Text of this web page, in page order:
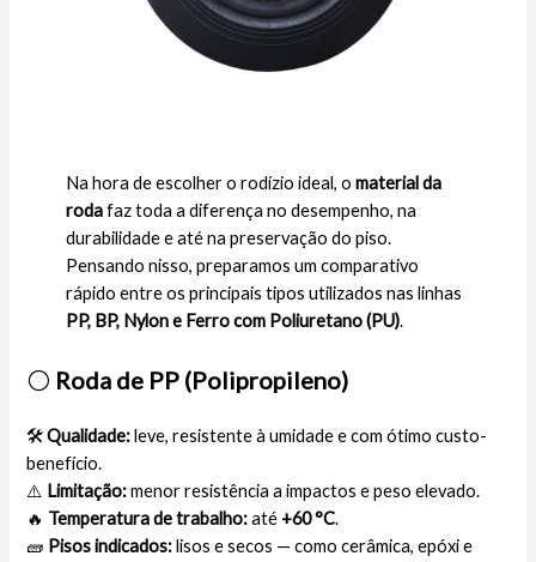
Na hora de escolher o rodízio ideal, o material da
rodafaz toda a diferença no desempenho, na
durabilidade e até na preservação do piso.
Pensando nisso, preparamos um comparativo
rápido entre os principais tipos utilizados nas linhas
PP, BP, Nylon e Ferro com Poliuretano (PU).
⚪ Roda de PP (Polipropileno)
🛠️Qualidade:leve, resistente à umidade e com ótimo custo-
benefício.
⚠️ Limitação:menor resistência a impactos e peso elevado.
🔥 Temperatura de trabalho:até +60 °C.
🧱 Pisos indicados:lisos e secos — como cerâmica, epóxi e